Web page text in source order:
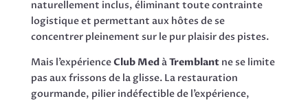
naturellement inclus, éliminant toute contrainte
logistique et permettant aux hôtes de se
concentrer pleinement sur le pur plaisir des pistes.
Mais l’expérienceClub MedàTremblantne se limite
pas aux frissons de la glisse. La restauration
gourmande, pilier indéfectible de l’expérience,